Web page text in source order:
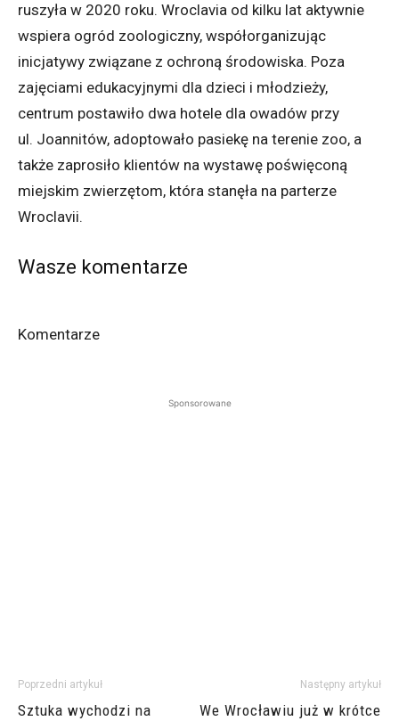
ruszyła w 2020 roku. Wroclavia od kilku lat aktywnie
wspiera ogród zoologiczny, współorganizując
inicjatywy związane z ochroną środowiska. Poza
zajęciami edukacyjnymi dla dzieci i młodzieży,
centrum postawiło dwa hotele dla owadów przy
ul. Joannitów, adoptowało pasiekę na terenie zoo, a
także zaprosiło klientów na wystawę poświęconą
miejskim zwierzętom, która stanęła na parterze
Wroclavii.
Wasze komentarze
Komentarze
Sponsorowane
Poprzedni artykuł
Sztuka wychodzi na
Następny artykuł
We Wrocławiu już w krótce